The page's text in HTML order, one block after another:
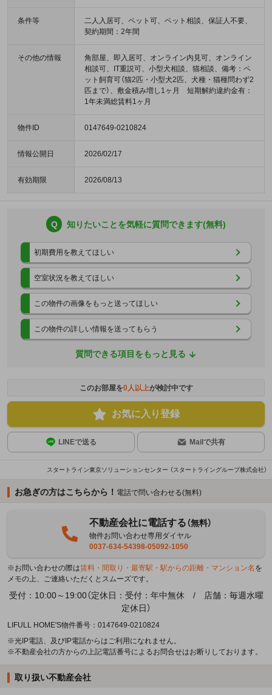
条件等
二人入居可、ペット可、ペット相談、保証人不要、
契約期間：2年間
その他の情報
角部屋、即入居可、オンライン内見可、オンライン
相談可、IT重説可、小型犬相談、猫相談、備考：ペ
ット飼育可（猫2匹・小型犬2匹、犬種・猫種問わず2
匹まで）、敷金積み増し1ヶ月 短期解約違約金有：
1年未満総賃料1ヶ月
物件ID 0147649-0210824
情報公開日 2026/02/17
有効期限 2026/08/13
Q 知りたいことを気軽に質問できます(無料)
初期費用を教えてほしい
空室状況を教えてほしい
この物件の画像をもっと送ってほしい
この物件の詳しい情報を送ってもらう
質問できる項目をもっと見る
このお部屋を0人以上が検討中です
お気に入り登録
LINEで送る Mailで共有
スタートライン東京ソリューションセンター （スタートライングループ株式会社）
お急ぎの方はこちらから！ 電話で問い合わせる(無料)
不動産会社に電話する（無料）
物件お問い合わせ専用ダイヤル
0037-634-54398-05092-1050
※お問い合わせの際は賃料・間取り・最寄駅・駅からの距離・マンション名 を
メモの上、ご連絡いただくとスムーズです。
受付：10:00～19:00（定休日：受付：年中無休 / 店舗：毎週水曜
定休日）
LIFULL HOME'S物件番号：0147649-0210824
※光IP電話、及びIP電話からはご利用になれません。
※不動産会社の方からの上記電話番号によるお問合せはお断りしております。
取り扱い不動産会社